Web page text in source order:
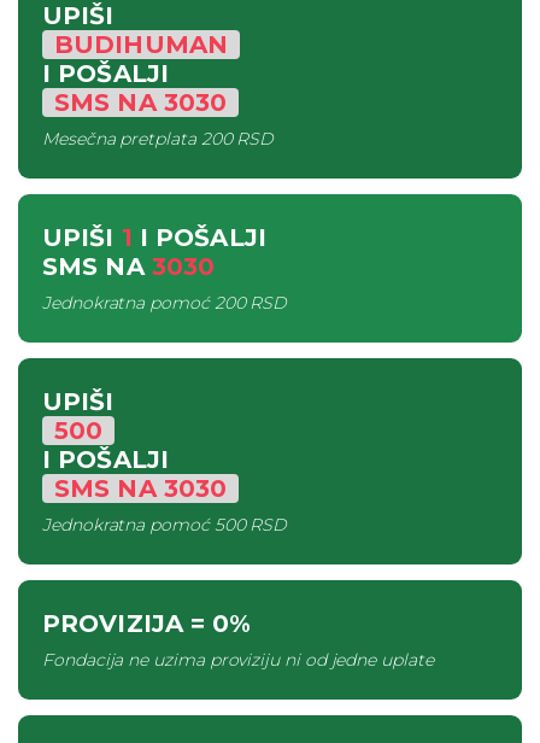
UPIŠI
BUDIHUMAN
I POŠALJI
SMS NA3030
Mesečna pretplata200 RSD
UPIŠI 1 I POŠALJI
SMS NA 3030
Jednokratna pomoć200 RSD
UPIŠI
500
I POŠALJI
SMS NA3030
Jednokratna pomoć500 RSD
PROVIZIJA= 0%
Fondacija ne uzima proviziju ni od jedne uplate